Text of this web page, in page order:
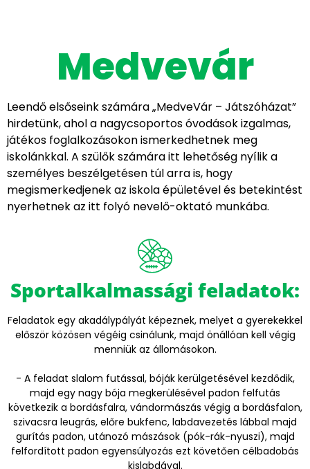
Medvevár
Leendő elsőseink számára „MedveVár – Játszóházat”
hirdetünk, ahol a nagycsoportos óvodások izgalmas,
játékos foglalkozásokon ismerkedhetnek meg
iskolánkkal. A szülők számára itt lehetőség nyílik a
személyes beszélgetésen túl arra is, hogy
megismerkedjenek az iskola épületével és betekintést
nyerhetnek az itt folyó nevelő-oktató munkába.
Sportalkalmassági feladatok:
Feladatok egy akadálypályát képeznek, melyet a gyerekekkel
először közösen végéig csinálunk, majd önállóan kell végig
menniük az állomásokon.
- A feladat slalom futással, bóják kerülgetésével kezdődik,
majd egy nagy bója megkerülésével padon felfutás
következik a bordásfalra, vándormászás végig a bordásfalon,
szivacsra leugrás, előre bukfenc, labdavezetés lábbal majd
gurítás padon, utánozó mászások (pók-rák-nyuszi), majd
felfordított padon egyensúlyozás ezt követően célbadobás
kislabdával.